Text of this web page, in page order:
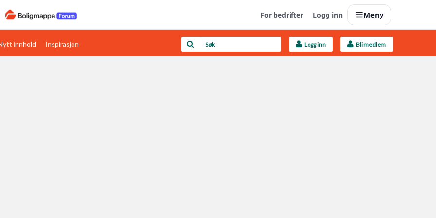
For bedrifter Logg inn Meny
Boligens papirer Last opp selv
innhold Inspirasjon Logg inn Bli medlem